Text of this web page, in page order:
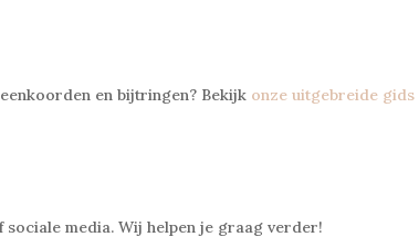
en bijtringen? Bekijk onze uitgebreide gids
media. Wij helpen je graag verder!